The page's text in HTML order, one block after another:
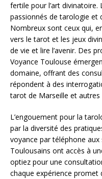
fertile pour l’art
passionnés de tarologie et
Nombreux sont ceux qui,
vers le tarot et les jeux
de vie et lire l’avenir. Des
Voyance Toulouse
domaine, offrant des
répondent à des
tarot de Marseille et autres
L’engouement pour la
par la diversité des
voyance par téléphone
Toulousains ont accès à
optiez pour une
chaque expérience promet